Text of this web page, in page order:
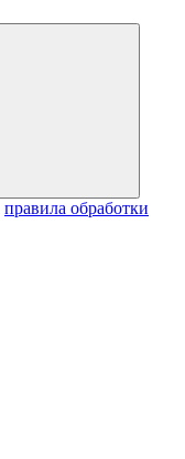
правила обработки